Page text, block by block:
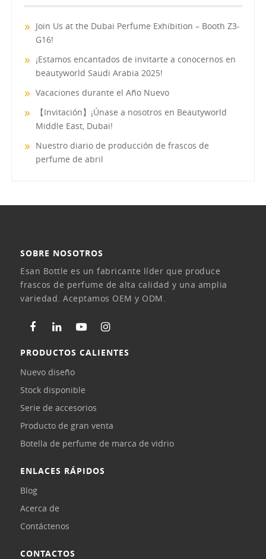
Join Us at the Dubai Perfume Exhibition – Booth Z3-
G16!
¡Estamos encantados de invitarte a conocernos en
beautyworld Saudi Arabia 2025!
Vacaciones durante el Año Nuevo
【Invitación】¡Únase a nosotros en Beautyworld
Middle East, Dubai!
Nuestro diario de producción de frascos de
perfume de abril
SOBRE NOSOTROS
Esan Bottle es un fabricante líder que produce
frascos de perfume de alta calidad y una amplia
variedad. Aceptamos OEM y ODM.
PRODUCTOS CALIENTES
Nuevo diseño
Stock disponible
Serie de accesorios
Producto de gran venta
Botella de perfume de marca de vidrio
ENLACES RÁPIDOS
Blog
Acerca de
Contáctenos
CONTACTOS